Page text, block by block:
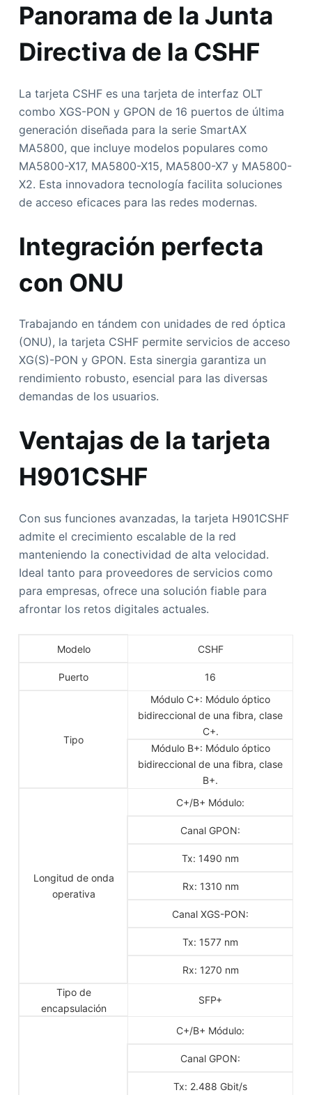
Panorama de la Junta
Directiva de la CSHF
La tarjeta CSHF es una tarjeta de interfaz OLT
combo XGS-PON y GPON de 16 puertos de última
generación diseñada para la serie SmartAX
MA5800, que incluye modelos populares como
MA5800-X17, MA5800-X15, MA5800-X7 y MA5800-
X2. Esta innovadora tecnología facilita soluciones
de acceso eficaces para las redes modernas.
Integración perfecta
con ONU
Trabajando en tándem con unidades de red óptica
(ONU), la tarjeta CSHF permite servicios de acceso
XG(S)-PON y GPON. Esta sinergia garantiza un
rendimiento robusto, esencial para las diversas
demandas de los usuarios.
Ventajas de la tarjeta
H901CSHF
Con sus funciones avanzadas, la tarjeta H901CSHF
admite el crecimiento escalable de la red
manteniendo la conectividad de alta velocidad.
Ideal tanto para proveedores de servicios como
para empresas, ofrece una solución fiable para
afrontar los retos digitales actuales.
Modelo CSHF
Puerto 16
Tipo
Módulo C+: Módulo óptico
bidireccional de una fibra, clase
C+.
Módulo B+: Módulo óptico
bidireccional de una fibra, clase
B+.
Longitud de onda
operativa
C+/B+ Módulo:
Canal GPON:
Tx: 1490 nm
Rx: 1310 nm
Canal XGS-PON:
Tx: 1577 nm
Rx: 1270 nm
Tipo de
encapsulación
SFP+
C+/B+ Módulo:
Canal GPON:
Tx: 2.488 Gbit/s